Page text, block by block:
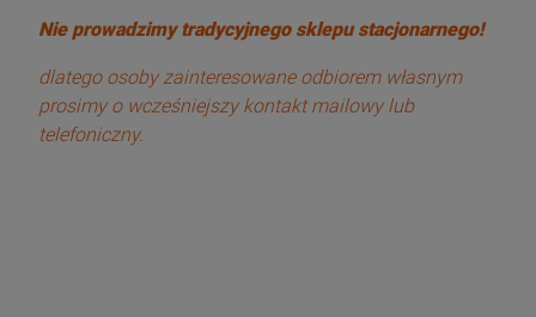
Nie prowadzimy tradycyjnego sklepu stacjonarnego!
dlatego osoby zainteresowane odbiorem własnym
prosimy o wcześniejszy kontakt mailowy lub
telefoniczny.